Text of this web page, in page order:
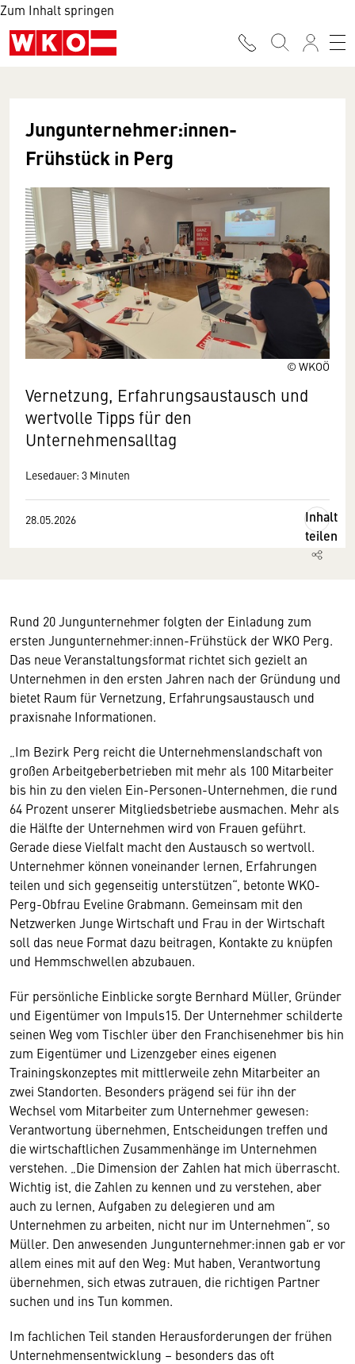
Zum Inhalt springen
© WKOÖ
Jungunternehmer:innen-
Frühstück in Perg
Vernetzung, Erfahrungsaustausch und
wertvolle Tipps für den
Unternehmensalltag
Lesedauer: 3 Minuten
28.05.2026
Inhalt
teilen
Rund 20 Jungunternehmer folgten der Einladung zum
ersten Jungunternehmer:innen-Frühstück der WKO Perg.
Das neue Veranstaltungsformat richtet sich gezielt an
Unternehmen in den ersten Jahren nach der Gründung und
bietet Raum für Vernetzung, Erfahrungsaustausch und
praxisnahe Informationen.
„Im Bezirk Perg reicht die Unternehmenslandschaft von
großen Arbeitgeberbetrieben mit mehr als 100 Mitarbeiter
bis hin zu den vielen Ein-Personen-Unternehmen, die rund
64 Prozent unserer Mitgliedsbetriebe ausmachen. Mehr als
die Hälfte der Unternehmen wird von Frauen geführt.
Gerade diese Vielfalt macht den Austausch so wertvoll.
Unternehmer können voneinander lernen, Erfahrungen
teilen und sich gegenseitig unterstützen“, betonte WKO-
Perg-Obfrau Eveline Grabmann. Gemeinsam mit den
Netzwerken Junge Wirtschaft und Frau in der Wirtschaft
soll das neue Format dazu beitragen, Kontakte zu knüpfen
und Hemmschwellen abzubauen.
Für persönliche Einblicke sorgte Bernhard Müller, Gründer
und Eigentümer von Impuls15. Der Unternehmer schilderte
seinen Weg vom Tischler über den Franchisenehmer bis hin
zum Eigentümer und Lizenzgeber eines eigenen
Trainingskonzeptes mit mittlerweile zehn Mitarbeiter an
zwei Standorten. Besonders prägend sei für ihn der
Wechsel vom Mitarbeiter zum Unternehmer gewesen:
Verantwortung übernehmen, Entscheidungen treffen und
die wirtschaftlichen Zusammenhänge im Unternehmen
verstehen. „Die Dimension der Zahlen hat mich überrascht.
Wichtig ist, die Zahlen zu kennen und zu verstehen, aber
auch zu lernen, Aufgaben zu delegieren und am
Unternehmen zu arbeiten, nicht nur im Unternehmen“, so
Müller. Den anwesenden Jungunternehmer:innen gab er vor
allem eines mit auf den Weg: Mut haben, Verantwortung
übernehmen, sich etwas zutrauen, die richtigen Partner
suchen und ins Tun kommen.
Im fachlichen Teil standen Herausforderungen der frühen
Unternehmensentwicklung – besonders das oft